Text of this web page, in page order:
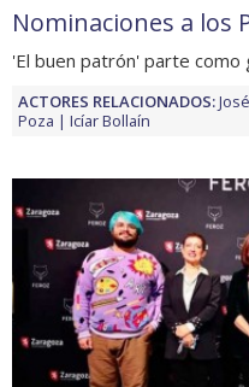
Nominaciones a los
'El buen patrón' parte
ACTORES RELACIONADOS:
Poza
Icíar Bollaín